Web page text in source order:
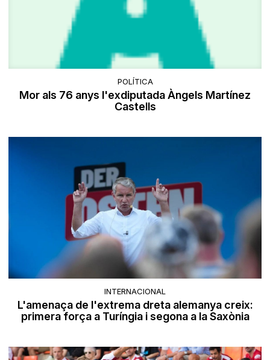
POLÍTICA
Mor als 76 anys l'exdiputada Àngels Martínez
Castells
INTERNACIONAL
L'amenaça de l'extrema dreta alemanya creix:
primera força a Turíngia i segona a la Saxònia